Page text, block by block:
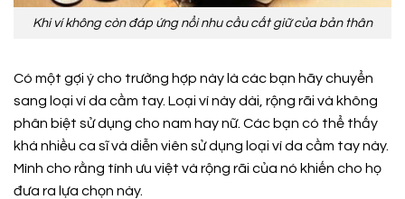
Khi ví không còn đáp ứng nổi nhu cầu cất giữ của bản thân
Có một gợi ý cho trường hợp này là các bạn hãy chuyển
sang loại ví da cầm tay. Loại ví này dài, rộng rãi và không
phân biệt sử dụng cho nam hay nữ. Các bạn có thể thấy
khá nhiều ca sĩ và diễn viên sử dụng loại ví da cầm tay này.
Mình cho rằng tính ưu việt và rộng rãi của nó khiến cho họ
đưa ra lựa chọn này.